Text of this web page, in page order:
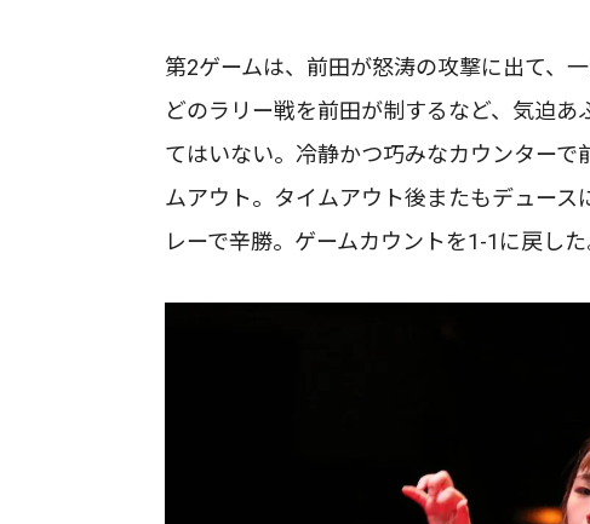
第2ゲームは、前田が怒涛の攻撃に出て、
どのラリー戦を前田が制するなど、気迫
てはいない。冷静かつ巧みなカウンター
ムアウト。タイムアウト後またもデュー
レーで辛勝。ゲームカウントを1-1に戻した